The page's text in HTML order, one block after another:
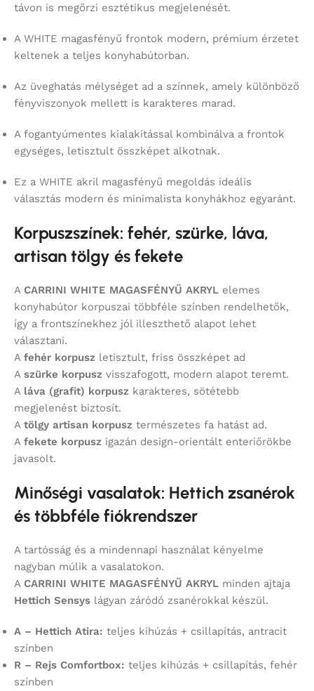
távon is megőrzi esztétikus megjelenését.
A WHITE magasfényű frontok modern, prémium érzetet
keltenek a teljes konyhabútorban.
Az üveghatás mélységet ad a színnek, amely különböző
fényviszonyok mellett is karakteres marad.
A fogantyúmentes kialakítással kombinálva a frontok
egységes, letisztult összképet alkotnak.
Ez a WHITE akril magasfényű megoldás ideális
választás modern és minimalista konyhákhoz egyaránt.
Korpuszszínek: fehér, szürke, láva,
artisan tölgy és fekete
A CARRINI WHITE MAGASFÉNYŰ AKRYL elemes
konyhabútor korpuszai többféle színben rendelhetők,
így a frontszínekhez jól illeszthető alapot lehet
választani.
A fehér korpusz letisztult, friss összképet ad
A szürke korpusz visszafogott, modern alapot teremt.
A láva (grafit) korpusz karakteres, sötétebb
megjelenést biztosít.
A tölgy artisan korpusz természetes fa hatást ad.
A fekete korpusz igazán design-orientált enteriőrökbe
javasolt.
Minőségi vasalatok: Hettich zsanérok
és többféle fiókrendszer
A tartósság és a mindennapi használat kényelme
nagyban múlik a vasalatokon.
A CARRINI WHITE MAGASFÉNYŰ AKRYL minden ajtaja
Hettich Sensys lágyan záródó zsanérokkal készül.
A – Hettich Atira: teljes kihúzás + csillapítás, antracit
színben
R – Rejs Comfortbox: teljes kihúzás + csillapítás, fehér
színben